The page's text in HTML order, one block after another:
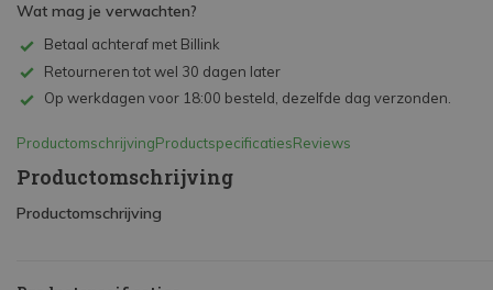
Wat mag je verwachten?
Betaal achteraf met Billink
Retourneren tot wel 30 dagen later
Op werkdagen voor 18:00 besteld, dezelfde dag verzonden.
ProductomschrijvingProductspecificatiesReviews
Productomschrijving
Productomschrijving